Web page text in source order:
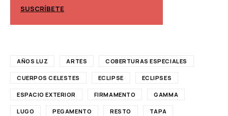
SUSCRÍBETE
AÑOS LUZ ARTES COBERTURAS ESPECIALES
CUERPOS CELESTES ECLIPSE ECLIPSES
ESPACIO EXTERIOR FIRMAMENTO GAMMA
LUGO PEGAMENTO RESTO TAPA